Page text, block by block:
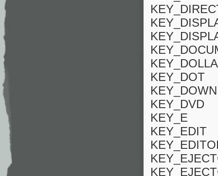
KEY_DOT
KEY_DOWN
KEY_DVD
KEY_E
KEY_EDIT